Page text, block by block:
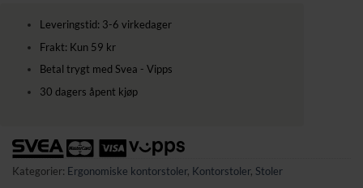
Leveringstid: 3-6 virkedager
Frakt: Kun 59 kr
Betal trygt med Svea - Vipps
30 dagers åpent kjøp
Kategorier: Ergonomiske kontorstoler, Kontorstoler, Stoler